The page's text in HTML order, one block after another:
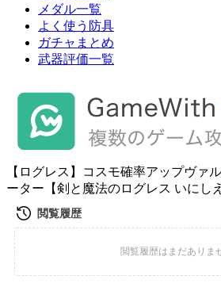
メダル一覧
よく使う防具
ガチャまとめ
武器評価一覧
【ログレス】コスモ確率アップヴァ
ーター【剣と魔法のログレス いにし